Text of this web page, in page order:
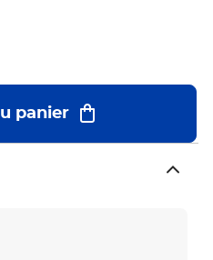
suivent des vins à la
certainement vos papilles
domaine nantais livré à
panier